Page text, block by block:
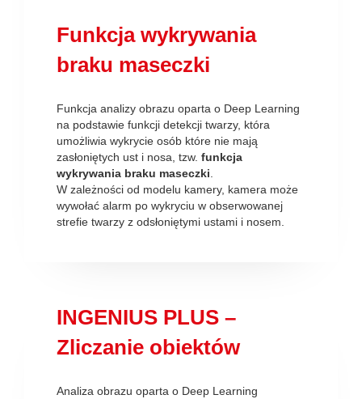
Funkcja wykrywania
braku maseczki
Funkcja analizy obrazu oparta o Deep Learning
na podstawie funkcji detekcji twarzy, która
umożliwia wykrycie osób które nie mają
zasłoniętych ust i nosa, tzw. funkcja
wykrywania braku maseczki.
W zależności od modelu kamery, kamera może
wywołać alarm po wykryciu w obserwowanej
strefie twarzy z odsłoniętymi ustami i nosem.
INGENIUS PLUS –
Zliczanie obiektów
Analiza obrazu oparta o Deep Learning